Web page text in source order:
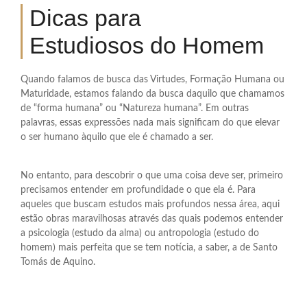
Dicas para
Estudiosos do Homem
Quando falamos de busca das Virtudes, Formação Humana ou
Maturidade, estamos falando da busca daquilo que chamamos
de “forma humana” ou “Natureza humana”. Em outras
palavras, essas expressões nada mais significam do que elevar
o ser humano àquilo que ele é chamado a ser.
No entanto, para descobrir o que uma coisa deve ser, primeiro
precisamos entender em profundidade o que ela é. Para
aqueles que buscam estudos mais profundos nessa área, aqui
estão obras maravilhosas através das quais podemos entender
a psicologia (estudo da alma) ou antropologia (estudo do
homem) mais perfeita que se tem notícia, a saber, a de Santo
Tomás de Aquino.